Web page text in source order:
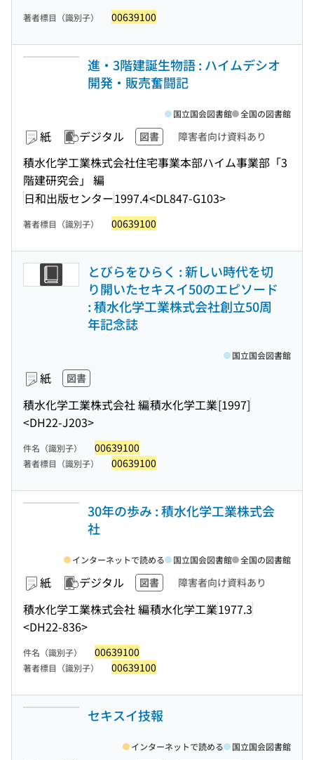
著者標目（識別子） 00639100
進・3階建誕生物語 : ハイムデシオ
開発・販売奮闘記
紙 デジタル 図書 障害者向け資料あり
積水化学工業株式会社住宅事業本部ハイム事業部「3
階建研究会」 編
日和出版センター1997.4<DL847-G103>
国立国会図書館 全国の図書館
著者標目（識別子） 00639100
とびらをひらく : 新しい時代を切
り開いたセキスイ50のエピソード
: 積水化学工業株式会社創立50周
年記念誌
紙 図書
積水化学工業株式会社 編積水化学工業[1997]
<DH22-J203>
国立国会図書館
件名（識別子） 00639100
著者標目（識別子） 00639100
30年の歩み : 積水化学工業株式会
社
紙 デジタル 図書 障害者向け資料あり
積水化学工業株式会社 編積水化学工業1977.3
<DH22-836>
インターネットで読める 国立国会図書館 全国の図書館
件名（識別子） 00639100
著者標目（識別子） 00639100
セキスイ技報
インターネットで読める 国立国会図書館